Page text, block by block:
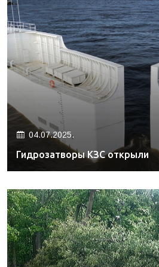
04.07.2025.
Гидрозатворы КЗС открыли